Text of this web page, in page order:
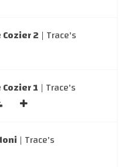
2 | Trace's
1 | Trace's
| Trace's